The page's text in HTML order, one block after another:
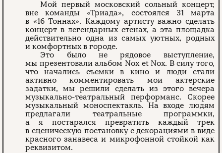
Мой первый московский сольный концерт,
вне команды «Триада», состоялся 31 марта
в «16 Тоннах». Каждому артисту важно сделать
концерт в легендарных стенах, а эта площадка
действительно одна из самых уютных, родных
и комфортных в городе.
Это было не рядовое выступление,
мы презентовали альбом Nox et Nox. В силу того,
что начались съемки в кино и люди стали
активно комментировать мои актерские
задатки, мы решили сделать из этого вечера
музыкально-театральный перформанс. Скорее
музыкальный моноспектакль. На входе людям
предлагали театральные программки,
а я постарался превратить каждый трек
в сценическую постановку с декорациями в виде
красного занавеса и микрофонной стойкой как
реквизитом.